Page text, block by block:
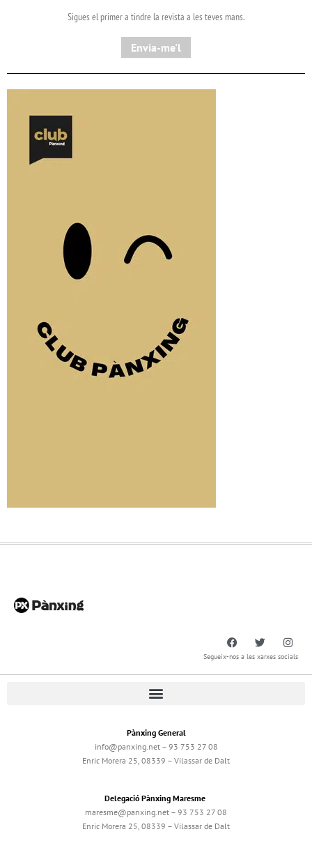
Sigues el primer a tindre la revista a les teves mans.
Envia-me'l
Segueix-nos a les xarxes socials
Pànxing General
info@panxing.net – 93 753 27 08
Enric Morera 25, 08339 – Vilassar de Dalt
Delegació Pànxing Maresme
maresme@panxing.net – 93 753 27 08
Enric Morera 25, 08339 – Vilassar de Dalt